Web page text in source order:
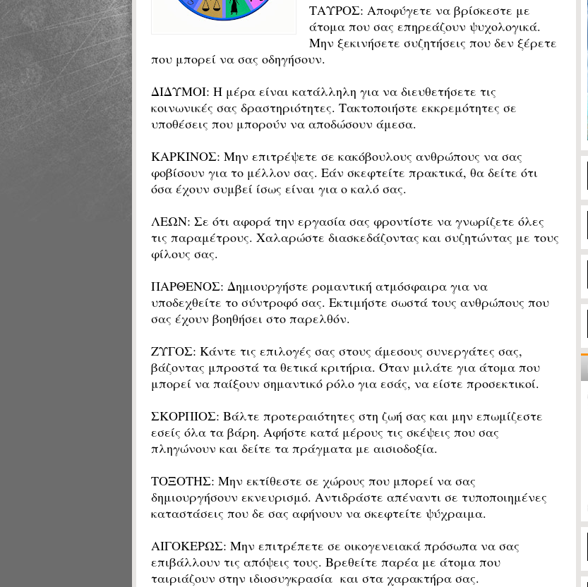
ΤΑΥΡΟΣ: Αποφύγετε να βρίσκεστε με
άτομα που σας επηρεάζουν ψυχολογικά.
Μην ξεκινήσετε συζητήσεις που δεν ξέρετε
που μπορεί να σας οδηγήσουν.
ΔΙΔΥΜΟΙ: Η μέρα είναι κατάλληλη για να διευθετήσετε τις
κοινωνικές σας δραστηριότητες. Τακτοποιήστε εκκρεμότητες σε
υποθέσεις που μπορούν να αποδώσουν άμεσα.
ΚΑΡΚΙΝΟΣ: Μην επιτρέψετε σε κακόβουλους ανθρώπους να σας
φοβίσουν για το μέλλον σας. Εάν σκεφτείτε πρακτικά, θα δείτε ότι
όσα έχουν συμβεί ίσως είναι για ο καλό σας.
ΛΕΩΝ: Σε ότι αφορά την εργασία σας φροντίστε να γνωρίζετε όλες
τις παραμέτρους. Χαλαρώστε διασκεδάζοντας και συζητώντας με τους
φίλους σας.
ΠΑΡΘΕΝΟΣ: Δημιουργήστε ρομαντική ατμόσφαιρα για να
υποδεχθείτε το σύντροφό σας. Εκτιμήστε σωστά τους ανθρώπους που
σας έχουν βοηθήσει στο παρελθόν.
ΖΥΓΟΣ: Κάντε τις επιλογές σας στους άμεσους συνεργάτες σας,
βάζοντας μπροστά τα θετικά κριτήρια. Όταν μιλάτε για άτομα που
μπορεί να παίξουν σημαντικό ρόλο για εσάς, να είστε προσεκτικοί.
ΣΚΟΡΠΙΟΣ: Βάλτε προτεραιότητες στη ζωή σας και μην επωμίζεστε
εσείς όλα τα βάρη. Αφήστε κατά μέρους τις σκέψεις που σας
πληγώνουν και δείτε τα πράγματα με αισιοδοξία.
ΤΟΞΟΤΗΣ: Μην εκτίθεστε σε χώρους που μπορεί να σας
δημιουργήσουν εκνευρισμό. Αντιδράστε απέναντι σε τυποποιημένες
καταστάσεις που δε σας αφήνουν να σκεφτείτε ψύχραιμα.
ΑΙΓΟΚΕΡΩΣ: Μην επιτρέπετε σε οικογενειακά πρόσωπα να σας
επιβάλλουν τις απόψεις τους. Βρεθείτε παρέα με άτομα που
ταιριάζουν στην ιδιοσυγκρασία και στα χαρακτήρα σας.